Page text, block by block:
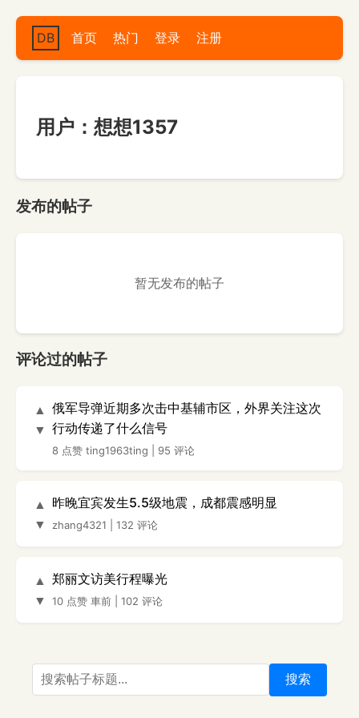
DB 首页 热门 登录 注册
用户：想想1357
发布的帖子
暂无发布的帖子
评论过的帖子
▲
▼
俄军导弹近期多次击中基辅市区，外界关注这次
行动传递了什么信号
8 点赞 ting1963ting 95 评论
▲
▼
昨晚宜宾发生5.5级地震，成都震感明显
zhang4321 132 评论
▲
▼
郑丽文访美行程曝光
10 点赞 車前 102 评论
搜索